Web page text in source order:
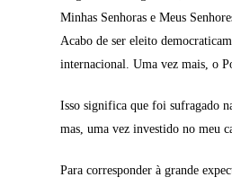
Minhas Senhoras e Meus
Acabo de ser eleito
internacional. Uma vez mais, o
Isso significa que foi sufragado
mas, uma vez investido no meu
Para corresponder à grande